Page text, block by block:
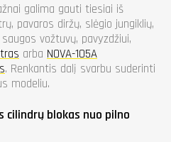
galima gauti tiesiai iš
pavaros diržų, slėgio jungiklių,
vožtuvų, pavyzdžiui,
arba NOVA-105A
. Renkantis dalį svarbu suderinti
modeliu.
cilindrų blokas nuo pilno